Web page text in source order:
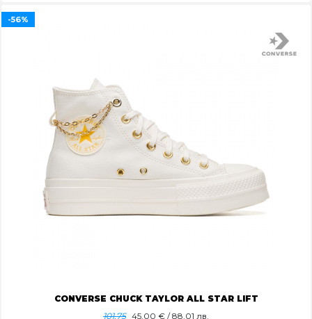
CONVERSE CHUCK TAYLOR ALL STAR LIFT
101.75 45.00 € / 88.01 лв.
-56%